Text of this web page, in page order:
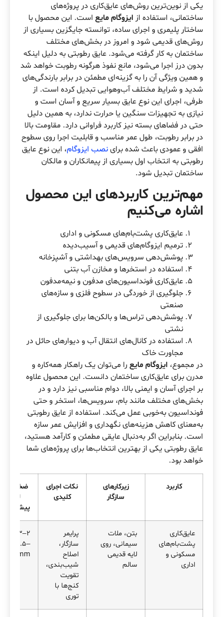
یکی از نوین‌ترین روش‌های عایق‌کاری در پروژه‌های
ساختمانی، استفاده از ایزوگام مایع است. این محصول با
ساختار پلیمری و اجرای ساده، توانسته جایگزین بسیاری از
روش‌های قدیمی شود و امروز در بخش‌های مختلف
ساختمان به کار گرفته می‌شود. عایق رطوبتی به دلیل اینکه
بدون درز اجرا می‌شود، مانع نفوذ هرگونه رطوبت خواهد شد
و همین ویژگی آن را به گزینه‌ای مطمئن در برابر بارندگی‌های
شدید و شرایط مختلف آب‌وهوایی تبدیل کرده است. از
طرفی، اجرای این نوع عایق بسیار سریع و آسان است و
نیازی به تجهیزات سنگین یا حرارت ندارد، به همین دلیل
حتی در فضاهای بسته نیز کاربرد فراوانی دارد. مقاومت بالا
در برابر رطوبت، طول عمر مناسب و قابلیت اجرا روی سطوح
افقی و عمودی باعث شده براینصب ایزوگام، این نوع عایق
رطوبتی به انتخاب اول بسیاری از پیمانکاران و مالکان
ساختمان تبدیل شود.
مهم‌ترین کاربردهای این محصول
اشاره می‌کنیم
عایق‌کاری پشت‌بام‌های مسکونی و اداری
ترمیم ایزوگام‌های قدیمی و آسیب‌دیده
پوشش‌دهی سرویس‌های بهداشتی و آشپزخانه
استفاده در استخرها و مخازن آب بتنی
عایق‌کاری فونداسیون‌های مدفون و نیمه‌مدفون
جلوگیری از خوردگی در سطوح فلزی و سازه‌های
صنعتی
پوشش‌دهی تراس‌ها و بالکن‌ها برای جلوگیری از
نشتی
استفاده در کانال‌های انتقال آب و دیوارهای حائل در
مجاورت خاک
در مجموع، ایزوگام مایعرا می‌توان یک راهکار همه‌کاره و
مدرن برای عایق‌کاری ساختمان دانست. این محصول علاوه
بر اجرای آسان و ایمنی بالا، دوام مناسبی نیز دارد و در
بخش‌های مختلف مانند بام، سرویس‌ها، استخر و حتی
فونداسیون به‌خوبی عمل می‌کند. استفاده از عایق رطوبتی
به‌معنای کاهش هزینه‌های نگهداری و افزایش عمر سازه
است. بنابراین اگر به‌دنبال عایقی مطمئن و کارآمد هستید،
عایق رطوبتی یکی از بهترین انتخاب‌ها برای پروژه‌های شما
خواهد بود.
کاربرد
زیرکارهای
سازگار
نکات اجرای
کلیدی
ضخامت/
لایه
پیشنهادی
عایق‌کاری
پشت‌بام‌های
مسکونی و
اداری
بتن، ملات
سیمانی، روی
لایه قدیمی
سالم
پرایمر
سازگار،
اصلاح
شیب‌بندی،
تقویت
کنج‌ها با
توری
DFT≈۱.۵–
۲.۰ mm